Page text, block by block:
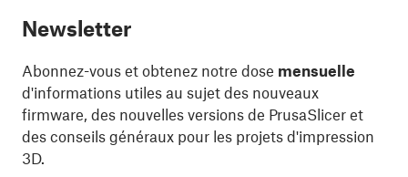
Newsletter
Abonnez-vous et obtenez notre dose mensuelle
d'informations utiles au sujet des nouveaux
firmware, des nouvelles versions de PrusaSlicer et
des conseils généraux pour les projets d'impression
3D.